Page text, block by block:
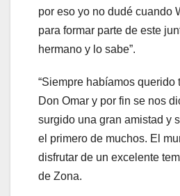
por eso yo no dudé cuando
para formar parte de este
hermano y lo sabe”.
“Siempre habíamos querido
Don Omar y por fin se nos
surgido una gran amistad y
el primero de muchos. El
disfrutar de un excelente
de Zona.